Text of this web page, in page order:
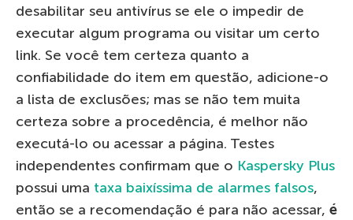
desabilitar seu antivírus se ele o impedir de
executar algum programa ou visitar um certo
link. Se você tem certeza quanto a
confiabilidade do item em questão, adicione-o
a lista de exclusões; mas se não tem muita
certeza sobre a procedência, é melhor não
executá-lo ou acessar a página. Testes
independentes confirmam que o Kaspersky Plus
possui uma taxa baixíssima de alarmes falsos,
então se a recomendação é para não acessar, é